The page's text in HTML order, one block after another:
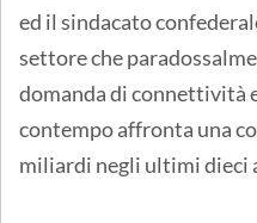
ed il sindacato
settore che
domanda di connettività
contempo affronta una
miliardi negli ultimi dieci